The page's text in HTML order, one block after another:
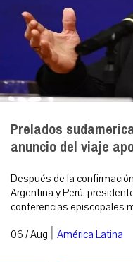
Prelados
anuncio del viaje
Después de la
Argentina y Perú,
conferencias episcopales
06 / Aug | América Latina